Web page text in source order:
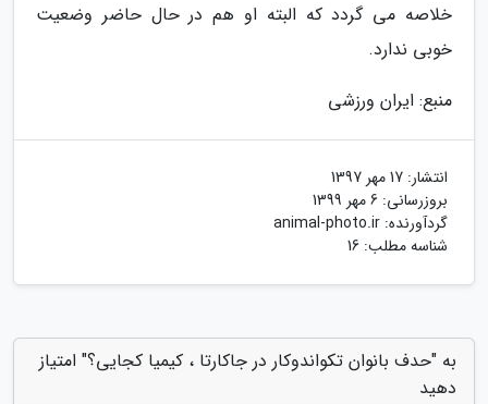
خلاصه می گردد که البته او هم در حال حاضر وضعیت
خوبی ندارد.
منبع: ایران ورزشی
انتشار: 17 مهر 1397
بروزرسانی: 6 مهر 1399
گردآورنده: animal-photo.ir
شناسه مطلب: 16
به "حدف بانوان تکواندوکار در جاکارتا ، کیمیا کجایی؟" امتیاز
دهید